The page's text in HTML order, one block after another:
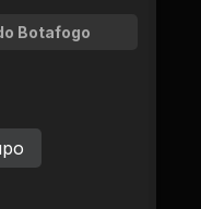
Botafogo